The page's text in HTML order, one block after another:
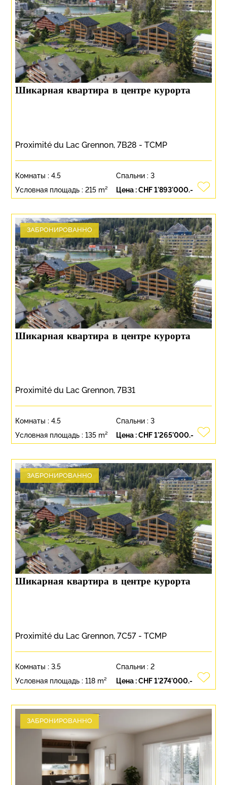
Шикарная квартира в центре курорта
Proximité du Lac Grennon, 7B28 - TCMP
Цена :CHF 1'893'000.-
Комнаты :4.5 Спальни : 3
Условная площадь :215 m²
ЗАБРОНИРОВАННО
Шикарная квартира в центре курорта
Proximité du Lac Grennon, 7B31
Цена :CHF 1'265'000.-
Комнаты :4.5 Спальни : 3
Условная площадь :135 m²
ЗАБРОНИРОВАННО
Шикарная квартира в центре курорта
Proximité du Lac Grennon, 7C57 - TCMP
Цена :CHF 1'274'000.-
Комнаты :3.5 Спальни : 2
Условная площадь :118 m²
ЗАБРОНИРОВАННО